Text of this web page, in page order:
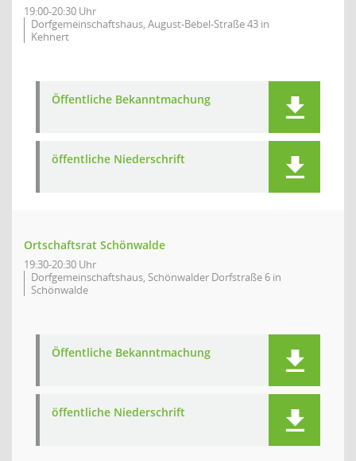
19:00-20:30 Uhr
Dorfgemeinschaftshaus, August-Bebel-Straße 43 in
Kehnert
Öffentliche Bekanntmachung
öffentliche Niederschrift
Ortschaftsrat Schönwalde
19:30-20:30 Uhr
Dorfgemeinschaftshaus, Schönwalder Dorfstraße 6 in
Schönwalde
Öffentliche Bekanntmachung
öffentliche Niederschrift